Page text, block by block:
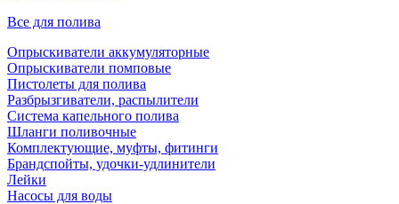
Все для полива
Опрыскиватели аккумуляторные
Опрыскиватели помповые
Пистолеты для полива
Разбрызгиватели, распылители
Система капельного полива
Шланги поливочные
Комплектующие, муфты, фитинги
Брандспойты, удочки-удлинители
Лейки
Насосы для воды